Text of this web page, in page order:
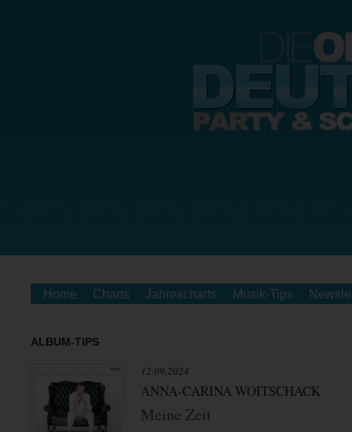
Home Charts Jahrescharts Musik-Tips
ALBUM-TIPS
12.09.2024
ANNA-CARINA WOITSCHACK
Meine Zeit